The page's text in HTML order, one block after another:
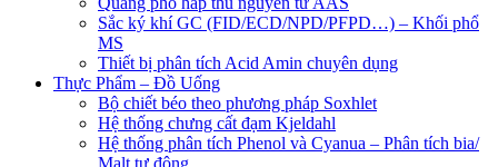
Sắc ký khí GC (FID/ECD/NPD/PFPD…) – Khối phổ
MS
Thiết bị phân tích Acid Amin chuyên dụng
Thực Phẩm – Đồ Uống
Bộ chiết béo theo phương pháp Soxhlet
Hệ thống chưng cất đạm Kjeldahl
Hệ thống phân tích Phenol và Cyanua – Phân tích bia/